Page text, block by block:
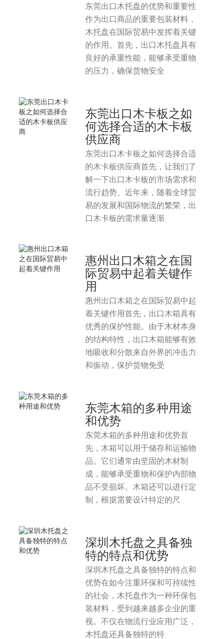
东莞出口木托盘的优势和重要性
作为出口商品的重要包装材料，
木托盘在国际贸易中发挥着关键
的作用。首先，出口木托盘具有
良好的承重性能，能够承受重物
的压力，确保货物安全
东莞出口木卡板之如
何选择合适的木卡板
供应商
东莞出口木卡板之如何选择合适
的木卡板供应商首先，让我们了
解一下出口木卡板的市场需求和
流行趋势。近年来，随着全球贸
易的发展和国际物流的繁荣，出
口木卡板的需求量逐渐
惠州出口木箱之在国
际贸易中起着关键作
用
惠州出口木箱之在国际贸易中起
着关键作用首先，出口木箱具有
优秀的保护性能。由于木材本身
的结构特性，出口木箱能够有效
地吸收和分散来自外界的冲击力
和振动，保护货物免受
东莞木箱的多种用途
和优势
东莞木箱的多种用途和优势首
先，木箱可以用于储存和运输物
品。它们通常由坚固的木材制
成，能够承受重物和保护内部物
品不受损坏。木箱还可以进行定
制，根据需要设计特定的尺
深圳木托盘之具备独
特的特点和优势
深圳木托盘之具备独特的特点和
优势在如今注重环保和可持续性
的社会，木托盘作为一种环保包
装材料，受到越来越多企业的重
视。不仅在物流行业应用广泛，
木托盘还具备独特的特